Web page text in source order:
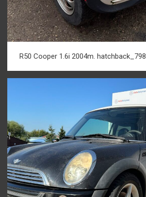
R50 Cooper 1.6i 2004m. hatchback_798